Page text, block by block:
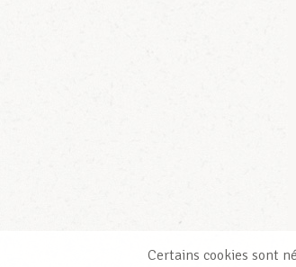
Certains cookies sont